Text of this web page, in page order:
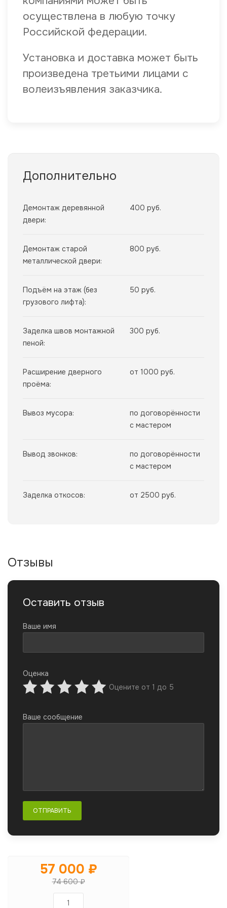
осуществлена в любую точку
Российской федерации.
Установка и доставка может быть
произведена третьими лицами с
волеизъявления заказчика.
Дополнительно
Демонтаж деревянной
двери:
400 руб.
Демонтаж старой
металлической двери:
800 руб.
Подъём на этаж (без
грузового лифта):
50 руб.
Заделка швов монтажной
пеной:
300 руб.
Расширение дверного
проёма:
от 1000 руб.
Вывоз мусора:
по договорённости
с мастером
Вывод звонков:
по договорённости
с мастером
Заделка откосов: от 2500 руб.
Отзывы
Оставить отзыв
Ваше имя
Оценка
Оцените от 1 до 5
Ваше сообщение
57 000 ₽
74 600 ₽